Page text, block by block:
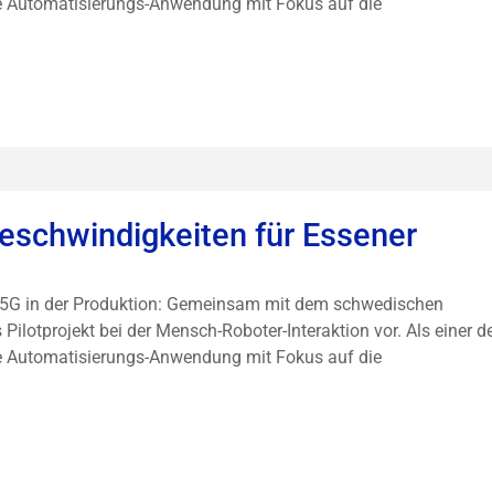
für Essener
in der Produktion: Gemeinsam mit dem schwedischen
bei der Mensch-Roboter-Interaktion vor. Als einer
Automatisierungs-Anwendung mit Fokus auf die